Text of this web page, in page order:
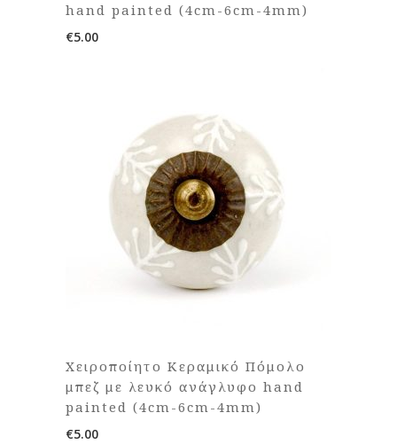
hand painted (4cm-6cm-4mm)
€5.00
Χειροποίητο Κεραμικό Πόμολο
μπεζ με λευκό ανάγλυφο hand
painted (4cm-6cm-4mm)
€5.00